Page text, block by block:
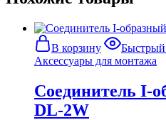
В корзину
Аксессуары для монтажа
Соединитель I-
DL-2W